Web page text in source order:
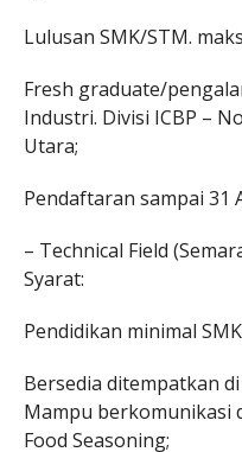
Lulusan SMK/STM.
Fresh graduate/
Industri. Divisi ICBP –
Utara;
Pendaftaran sampai 31
– Technical Field
Syarat:
Pendidikan minimal
Bersedia ditempatkan
Mampu berkomunikasi
Food Seasoning;